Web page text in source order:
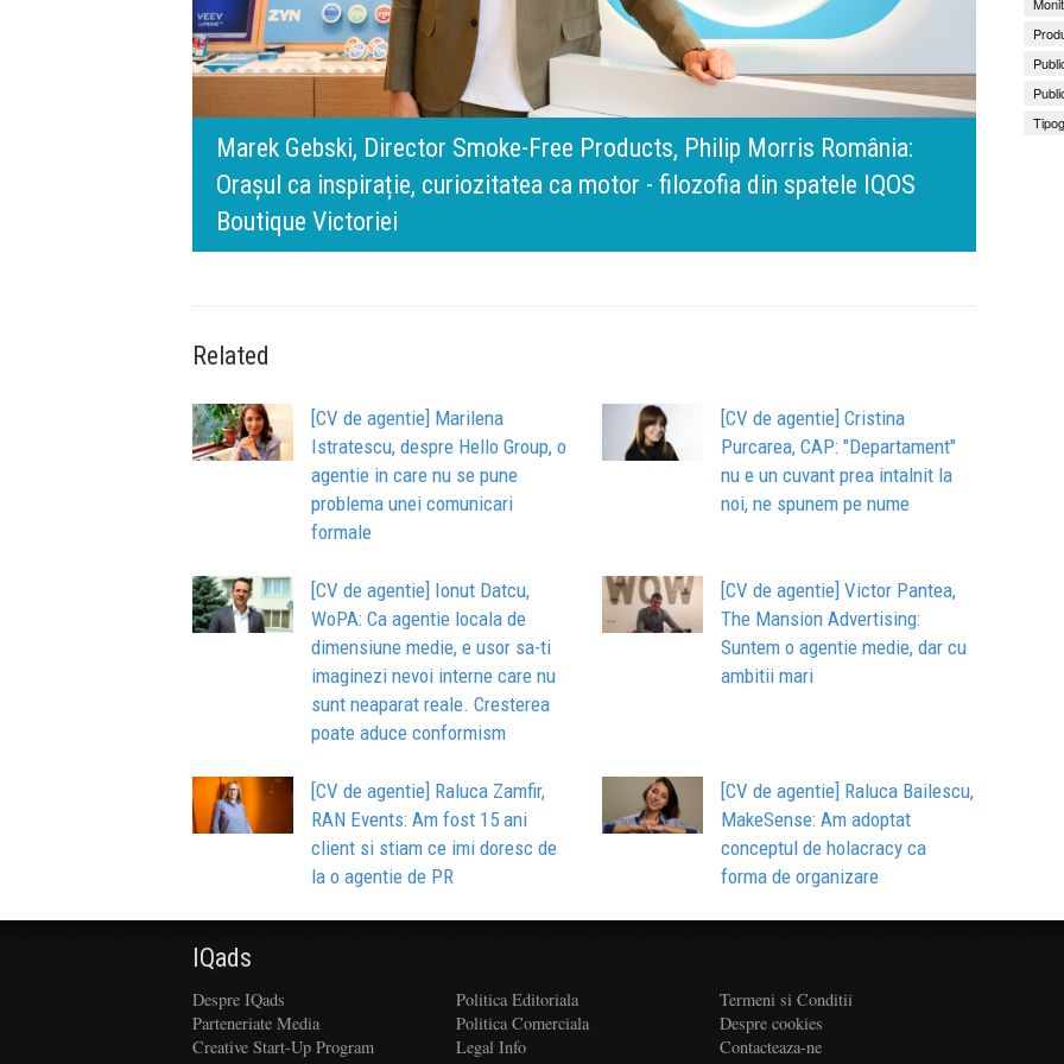
140 de ani de Mercedes-Benz. Ramona Pîrlog: Cel mai important „test al
timpului” este să inovăm constant, dar cu aceeași responsabilitate față
de oameni, siguranță și calitate
Related
[CV de agentie] Marilena
Istratescu, despre Hello Group, o
agentie in care nu se pune
problema unei comunicari
formale
[CV de agentie] Cristina
Purcarea, CAP: "Departament"
nu e un cuvant prea intalnit la
noi, ne spunem pe nume
[CV de agentie] Ionut Datcu,
WoPA: Ca agentie locala de
dimensiune medie, e usor sa-ti
imaginezi nevoi interne care nu
sunt neaparat reale. Cresterea
poate aduce conformism
[CV de agentie] Victor Pantea,
The Mansion Advertising:
Suntem o agentie medie, dar cu
ambitii mari
[CV de agentie] Raluca Zamfir,
RAN Events: Am fost 15 ani
client si stiam ce imi doresc de
la o agentie de PR
[CV de agentie] Raluca Bailescu,
MakeSense: Am adoptat
conceptul de holacracy ca
forma de organizare
IQads
Despre IQads
Parteneriate Media
Creative Start-Up Program
Politica Editoriala
Politica Comerciala
Legal Info
Termeni si Conditii
Despre cookies
Contacteaza-ne